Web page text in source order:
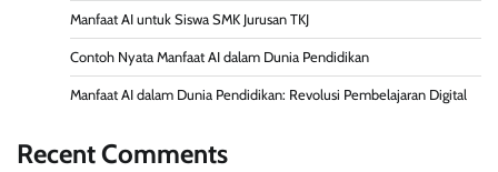
Manfaat AI untuk Siswa SMK Jurusan TKJ
Contoh Nyata Manfaat AI dalam Dunia Pendidikan
Manfaat AI dalam Dunia Pendidikan: Revolusi Pembelajaran Digital
Recent Comments